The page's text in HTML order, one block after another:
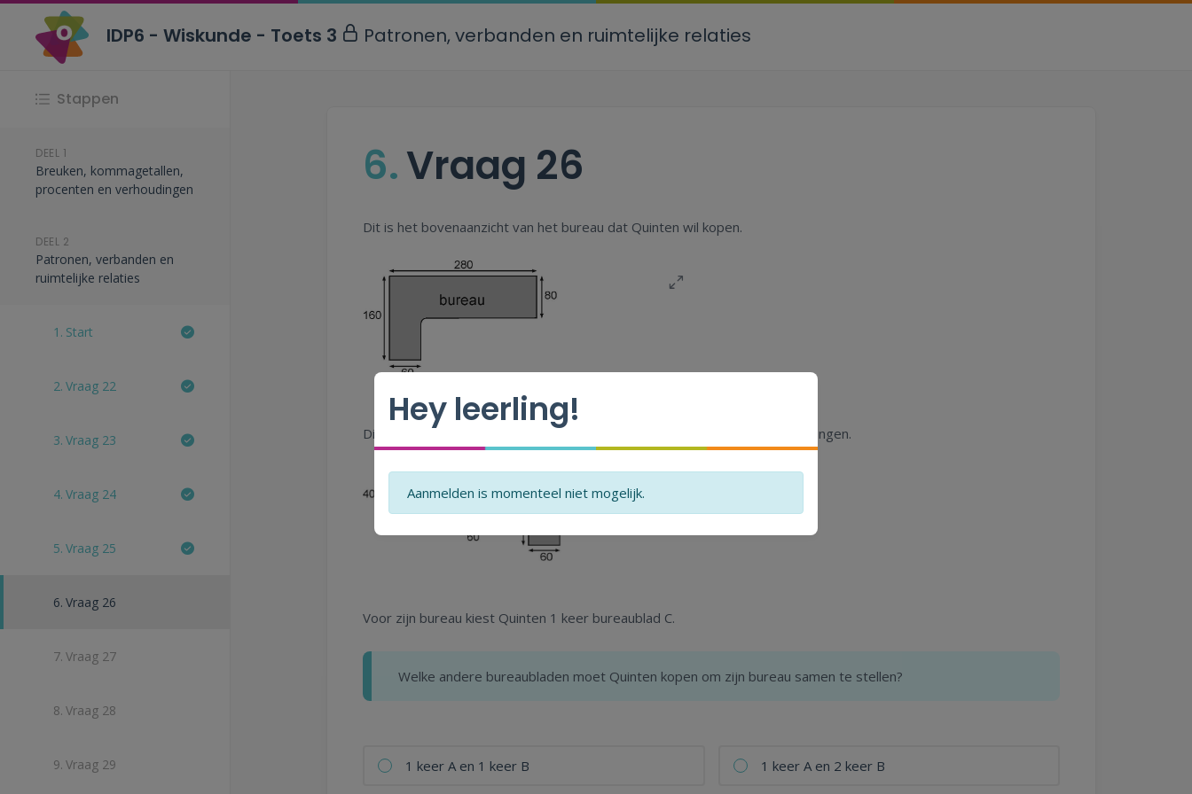
Stappen
DEEL 1
Breuken, kommagetallen,
procenten en verhoudingen
DEEL 2
Patronen, verbanden en
ruimtelijke relaties
1. Start
2. Vraag 22
3. Vraag 23
4. Vraag 24
5. Vraag 25
6. Vraag 26
7. Vraag 27
8. Vraag 28
9. Vraag 29
6.Vraag 26
Dit is het bovenaanzicht van het bureau dat Quinten wil kopen.
Dit bureau wordt samengesteld uit bureaubladen met verschillende afmetingen.
Voor zijn bureau kiest Quinten 1 keer bureaublad C.
Welke andere bureaubladen moet Quinten kopen om zijn bureau samen te stellen?
1 keer A en 1 keer B 1 keer A en 2 keer B
IDP6 - Wiskunde - Toets 3 Patronen, verbanden en ruimtelijke relaties
Hey leerling!
Aanmelden is momenteel niet mogelijk.